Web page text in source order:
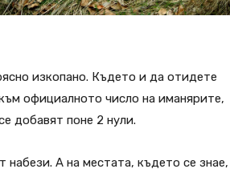
изкопано. Където и да отидете
официалното число на иманярите,
добавят поне 2 нули.
набези. А на местата, където се знае,